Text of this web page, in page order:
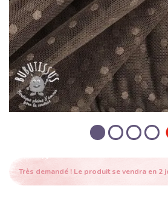
Très demandé ! Le produit se vendra en 2